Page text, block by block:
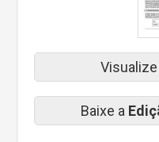
Visualize
Baixe a